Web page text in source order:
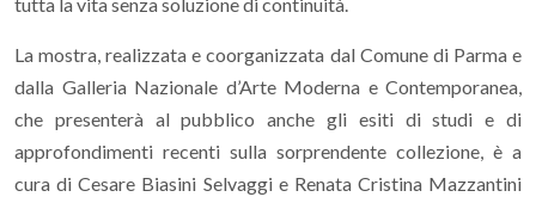
La mostra, realizzata e coorganizzata dal Comune di Parma e
dalla Galleria Nazionale d’Arte Moderna e Contemporanea,
che presenterà al pubblico anche gli esiti di studi e di
approfondimenti recenti sulla sorprendente collezione, è a
cura di Cesare Biasini Selvaggi e Renata Cristina Mazzantini